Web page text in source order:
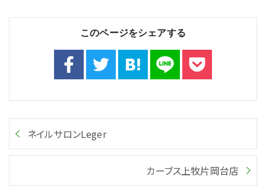
このページをシェアする
ネイルサロンLeger
カーブス上牧片岡台店